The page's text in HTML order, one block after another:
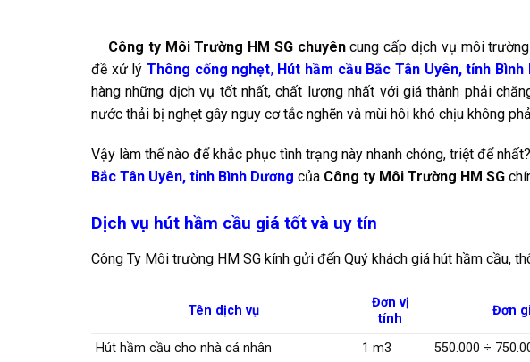
Công ty Môi Trường HM SG chuyêncung cấp dịch vụ môi
đề xử lýThông cống nghẹt, Hút hầm cầu Bắc Tân Uyên, tỉnh Bình
hàng những dịch vụ tốt nhất, chất lượng nhất với giá thành phải
nước thải bị nghẹt gây nguy cơ tắc nghẽn và mùi hôi khó chịu không
Vậy làm thế nào để khắc phục tình trạng này nhanh chóng, triệt để nhất?
Bắc Tân Uyên, tỉnh Bình Dương của Công ty Môi Trường HM SG
Dịch vụ hút hầm cầu giá tốt và uy tín
Công Ty Môi trường HM SG kính gửi đến Quý khách giá hút hầm cầu,
Tên dịch vụ
Đơn vị
tính
Đơn
Hút hầm cầu cho nhà cá nhân 1 m3
550.000 ÷